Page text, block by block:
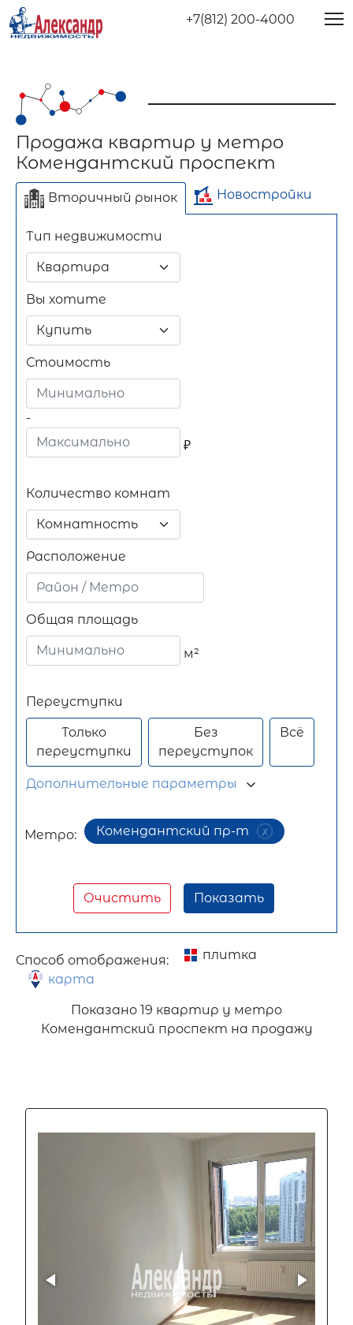
+7(812) 200-4000
Продажа квартир у метро
Комендантский проспект
Вторичный рынок Новостройки
Тип недвижимости
Вы хотите
Стоимость
-
₽
Длительный срок
Количество комнат
Комнатность
Расположение
Общая площадь
м²
Отдельно стоящее
здание
Переуступки
Только
переуступки
Без
переуступок
Всё
Дополнительные параметры
Метро: Комендантский пр-т
Очистить Показать
Способ отображения:
плитка
карта
Показано 19 квартир у метро
Комендантский проспект на продажу